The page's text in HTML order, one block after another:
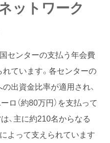
ットワーク
センターの支払う年会費
れています。各センターの
出資金比率が適用され、
ロ（約80万円）を支払って
、主に約210名からなる
よって支えられています